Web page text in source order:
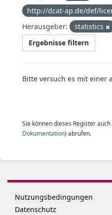
http://dcat-ap.de/def/
Herausgeber:
statistics
Ergebnisse filtern
Bitte versuch es mit einer
Sie können dieses Register
Dokumentation) abrufen.
Nutzungsbedingungen
Datenschutz